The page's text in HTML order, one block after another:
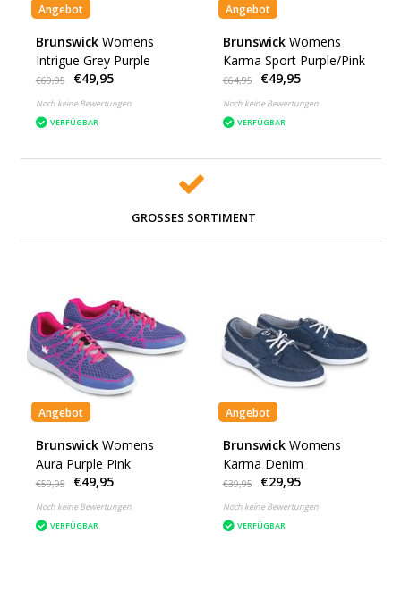
Angebot
Brunswick Womens
Intrigue Grey Purple
€69,95 €49,95
Noch keine Bewertungen
VERFÜGBAR
Angebot
Brunswick Womens
Karma Sport Purple/Pink
€64,95 €49,95
Noch keine Bewertungen
VERFÜGBAR
GROSSES SORTIMENT
Angebot
Brunswick Womens
Aura Purple Pink
€59,95 €49,95
Noch keine Bewertungen
VERFÜGBAR
Angebot
Brunswick Womens
Karma Denim
€39,95 €29,95
Noch keine Bewertungen
VERFÜGBAR